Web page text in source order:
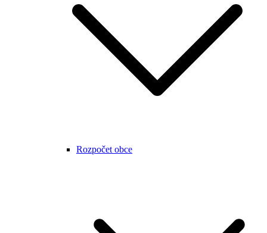
Rozpočet obce